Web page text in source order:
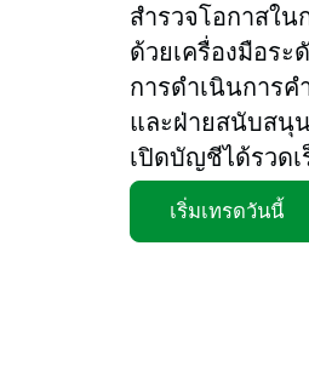
สำรวจโอกาสใ
ด้วยเครื่องมือระ
การดำเนินการ
และฝ่ายสนับสนุ
เปิดบัญชีได้รวดเ
เริ่มเทรดวันนี้